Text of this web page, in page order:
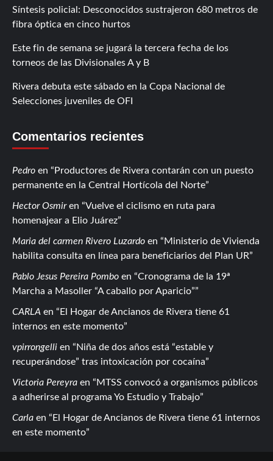
Síntesis policial: Desconocidos sustrajeron 680 metros de
fibra óptica en cinco hurtos
Este fin de semana se jugará la tercera fecha de los
torneos de las Divisionales A y B
Rivera debuta este sábado en la Copa Nacional de
Selecciones juveniles de OFI
Comentarios recientes
Pedro en
Productores de Rivera contarán con un puesto
permanente en la Central Hortícola del Norte
Hector Osmiren
Vuelve el ciclismo en ruta para
homenajear a Elio Juárez
Maria del carmen Rivero Luzardo en
Ministerio de Vivienda
habilita consulta en línea para beneficiarios del Plan UR
Pablo Jesus Pereira Pombo en
Cronograma de la 19ª
Marcha a Masoller “A caballo por Aparicio”
CARLA en
El Hogar de Ancianos de Rivera tiene 61
internos en este momento
vpirrongelli en
Niña de dos años está “estable y
recuperándose” tras intoxicación por cocaína
Victoria Pereyra en
MTSS convocó a organismos públicos
a adherirse al programa Yo Estudio y Trabajo
Carla en
El Hogar de Ancianos de Rivera tiene 61 internos
en este momento